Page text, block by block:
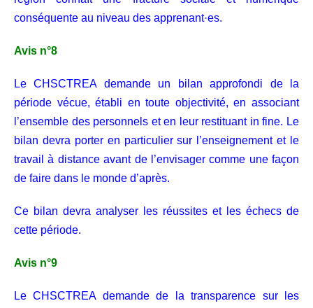
conséquente au niveau des apprenant·es.
Avis n°8
Le CHSCTREA demande un bilan approfondi de la
période vécue, établi en toute objectivité, en associant
l’ensemble des personnels et en leur restituant in fine. Le
bilan devra porter en particulier sur l’enseignement et le
travail à distance avant de l’envisager comme une façon
de faire dans le monde d’après.
Ce bilan devra analyser les réussites et les échecs de
cette période.
Avis n°9
Le CHSCTREA demande de la transparence sur les